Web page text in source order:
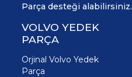
Parça desteği alabilirsiniz.
VOLVO YEDEK
PARÇA
Orjinal Volvo Yedek
Parça